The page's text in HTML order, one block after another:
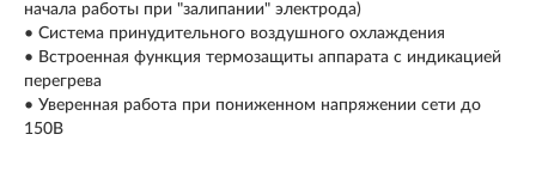
начала работы при "залипании" электрода)
• Система принудительного воздушного охлаждения
• Встроенная функция термозащиты аппарата с индикацией
перегрева
• Уверенная работа при пониженном напряжении сети до
150В